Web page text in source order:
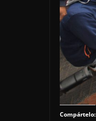
Compártelo: